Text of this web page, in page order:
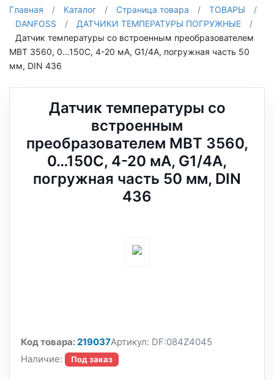
Главная / Каталог / Страница товара / ТОВАРЫ
/
DANFOSS
/ ДАТЧИКИ ТЕМПЕРАТУРЫ ПОГРУЖНЫЕ
/
Датчик температуры со встроенным преобразователем
MBT 3560, 0…150C, 4-20 мА, G1/4A, погружная часть 50
мм, DIN 436
Датчик температуры со
встроенным
преобразователем MBT 3560,
0…150C, 4-20 мА, G1/4A,
погружная часть 50 мм, DIN
436
Код товара:219037Артикул: DF:084Z4045
Наличие:
Под заказ